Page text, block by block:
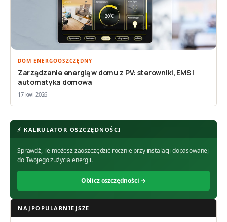
DOM ENERGOOSZCZĘDNY
Zarządzanie energią w domu z PV: sterowniki, EMS i
automatyka domowa
17 kwi 2026
⚡ KALKULATOR OSZCZĘDNOŚCI
Sprawdź, ile możesz zaoszczędzić rocznie przy instalacji dopasowanej
do Twojego zużycia energii.
Oblicz oszczędności →
NAJPOPULARNIEJSZE